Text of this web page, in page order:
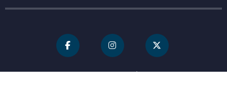
För personal